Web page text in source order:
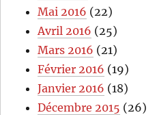
Mai 2016 (22)
Avril 2016 (25)
Mars 2016 (21)
Février 2016 (19)
Janvier 2016 (18)
Décembre 2015 (26)